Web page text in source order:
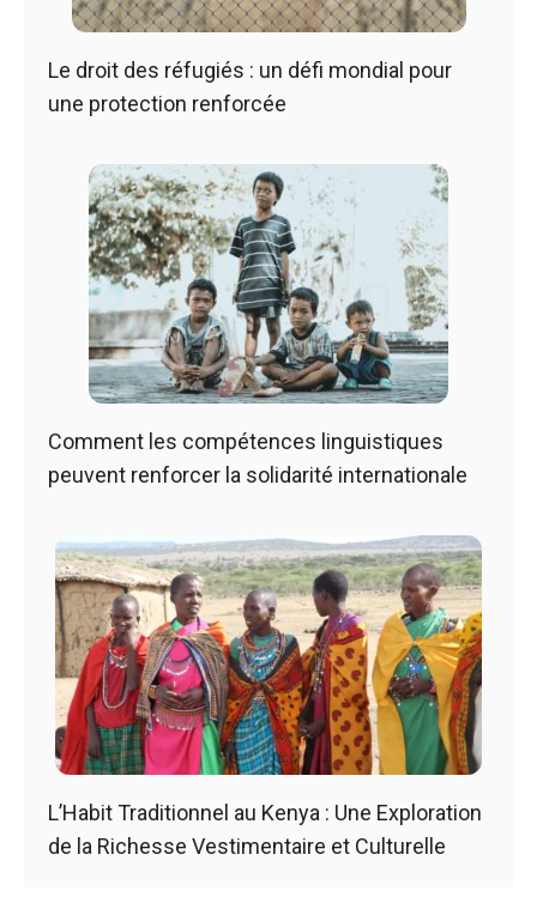
Le droit des réfugiés : un défi mondial pour
une protection renforcée
Comment les compétences linguistiques
peuvent renforcer la solidarité internationale
L’Habit Traditionnel au Kenya : Une Exploration
de la Richesse Vestimentaire et Culturelle